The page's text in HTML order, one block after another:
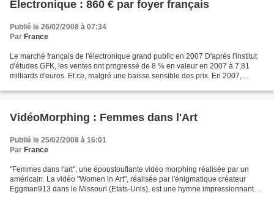
Electronique : 860 € par foyer français
Publié le 26/02/2008 à 07:34
Par France
Le marché français de l'électronique grand public en 2007 D'après l'institut
d'études GFK, les ventes ont progressé de 8 % en valeur en 2007 à 7,81
milliards d'euros. Et ce, malgré une baisse sensible des prix. En 2007,
VidéoMorphing : Femmes dans l'Art
Publié le 25/02/2008 à 16:01
Par France
"Femmes dans l'art", une époustouflante vidéo morphing réalisée par un
américain. La vidéo "Women in Art", réalisée par l'énigmatique créateur
Eggman913 dans le Missouri (Etats-Unis), est une hymne impressionnante